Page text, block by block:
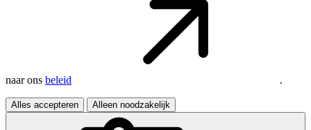
naar ons beleid .
Alles accepteren Alleen noodzakelijk